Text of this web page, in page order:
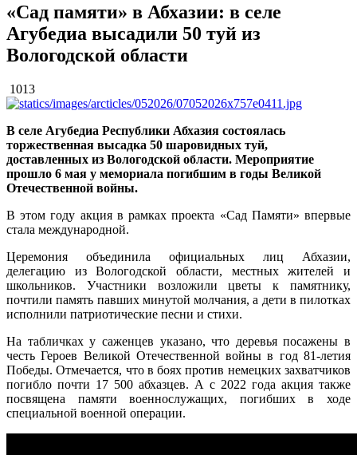
«Сад памяти» в Абхазии: в селе
Агубедиа высадили 50 туй из
Вологодской области
1013
В селе Агубедиа Республики Абхазия состоялась
торжественная высадка 50 шаровидных туй,
доставленных из Вологодской области. Мероприятие
прошло 6 мая у мемориала погибшим в годы Великой
Отечественной войны.
В этом году акция в рамках проекта «Сад Памяти» впервые
стала международной.
Церемония объединила официальных лиц Абхазии,
делегацию из Вологодской области, местных жителей и
школьников. Участники возложили цветы к памятнику,
почтили память павших минутой молчания, а дети в пилотках
исполнили патриотические песни и стихи.
На табличках у саженцев указано, что деревья посажены в
честь Героев Великой Отечественной войны в год 81-летия
Победы. Отмечается, что в боях против немецких захватчиков
погибло почти 17 500 абхазцев. А с 2022 года акция также
посвящена памяти военнослужащих, погибших в ходе
специальной военной операции.